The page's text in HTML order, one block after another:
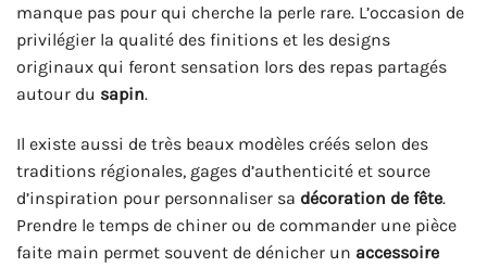
manque pas pour qui cherche la perle rare. L’occasion de
privilégier la qualité des finitions et les designs
originaux qui feront sensation lors des repas partagés
autour du sapin.
Il existe aussi de très beaux modèles créés selon des
traditions régionales, gages d’authenticité et source
d’inspiration pour personnaliser sa décoration de fête.
Prendre le temps de chiner ou de commander une pièce
faite main permet souvent de dénicher un accessoire